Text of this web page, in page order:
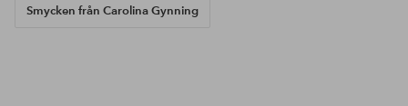
Smycken från Carolina Gynning